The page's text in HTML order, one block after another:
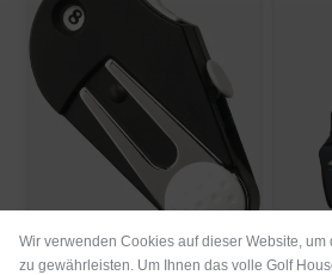
Wir verwenden Cookies auf dieser Website,
zu gewährleisten. Um Ihnen das volle Golf